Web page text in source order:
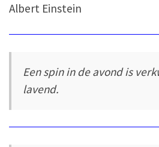
Albert Einstein
Een spin in de avond is
lavend.